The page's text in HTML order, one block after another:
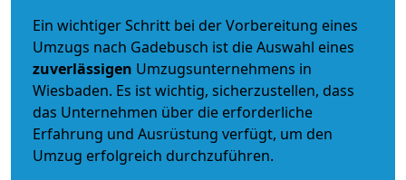
Ein wichtiger Schritt bei der Vorbereitung eines
Umzugs nach Gadebusch ist die Auswahl eines
zuverlässigen Umzugsunternehmens in
Wiesbaden. Es ist wichtig, sicherzustellen, dass
das Unternehmen über die erforderliche
Erfahrung und Ausrüstung verfügt, um den
Umzug erfolgreich durchzuführen.